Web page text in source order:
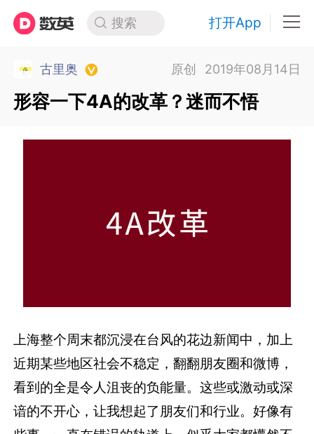
搜索 打开App
古里奥 原创 2019年08月14日
形容一下4A的改革？迷而不悟
上海整个周末都沉浸在台风的花边新闻中，加上
近期某些地区社会不稳定，翻翻朋友圈和微博，
看到的全是令人沮丧的负能量。这些或激动或深
谙的不开心，让我想起了朋友们和行业。好像有